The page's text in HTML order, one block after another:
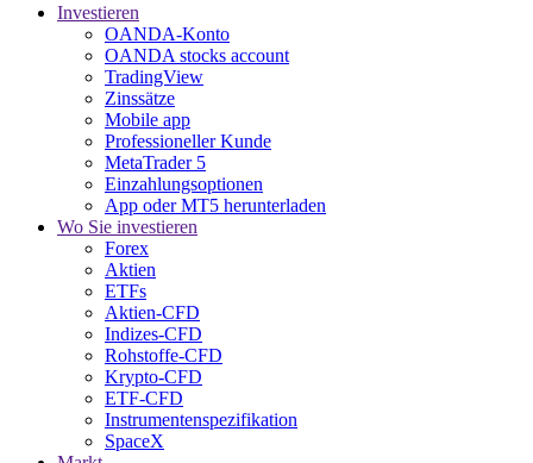
Investieren
OANDA-Konto
OANDA stocks account
TradingView
Zinssätze
Mobile app
Professioneller Kunde
MetaTrader 5
Einzahlungsoptionen
App oder MT5 herunterladen
Wo Sie investieren
Forex
Aktien
ETFs
Aktien-CFD
Indizes-CFD
Rohstoffe-CFD
Krypto-CFD
ETF-CFD
Instrumentenspezifikation
SpaceX